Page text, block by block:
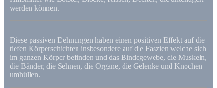
werden können.
Diese passiven Dehnungen haben einen positiven Effekt auf die
tiefen Körperschichten insbesondere auf die Faszien welche sich
im ganzen Körper befinden und das Bindegewebe, die Muskeln,
die Bänder, die Sehnen, die Organe, die Gelenke und Knochen
umhüllen.